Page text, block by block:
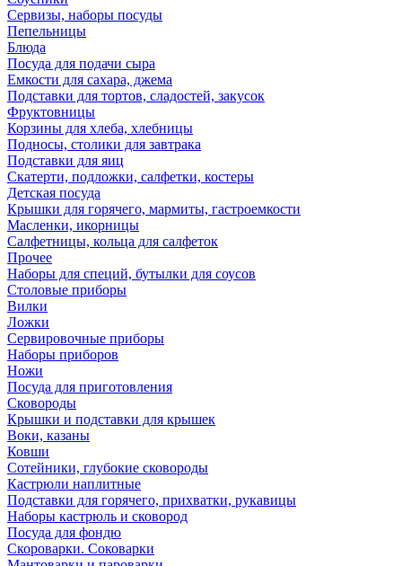
Сервизы, наборы посуды
Пепельницы
Блюда
Посуда для подачи сыра
Емкости для сахара, джема
Подставки для тортов, сладостей, закусок
Фруктовницы
Корзины для хлеба, хлебницы
Подносы, столики для завтрака
Подставки для яиц
Скатерти, подложки, салфетки, костеры
Детская посуда
Крышки для горячего, мармиты, гастроемкости
Масленки, икорницы
Салфетницы, кольца для салфеток
Прочее
Наборы для специй, бутылки для соусов
Столовые приборы
Вилки
Ложки
Сервировочные приборы
Наборы приборов
Ножи
Посуда для приготовления
Сковороды
Крышки и подставки для крышек
Воки, казаны
Ковши
Сотейники, глубокие сковороды
Кастрюли наплитные
Подставки для горячего, прихватки, рукавицы
Наборы кастрюль и сковород
Посуда для фондю
Скороварки. Соковарки